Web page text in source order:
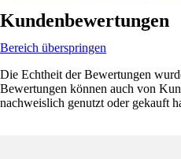
Kundenbewertungen
Bereich überspringen
Die Echtheit der Bewertungen
Bewertungen können auch von
nachweislich genutzt oder gekauft